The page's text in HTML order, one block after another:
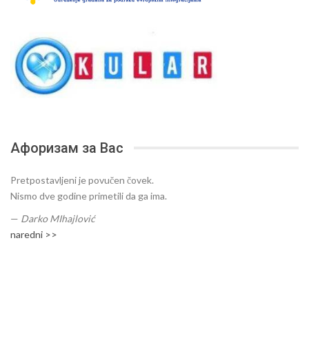
Афоризам за Вас
Pretpostavljeni je povučen čovek.
Nismo dve godine primetili da ga ima.
— Darko MIhajlović
naredni >>